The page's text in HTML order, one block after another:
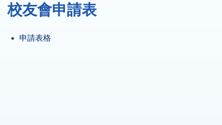
連
校友會申請表
申請表格